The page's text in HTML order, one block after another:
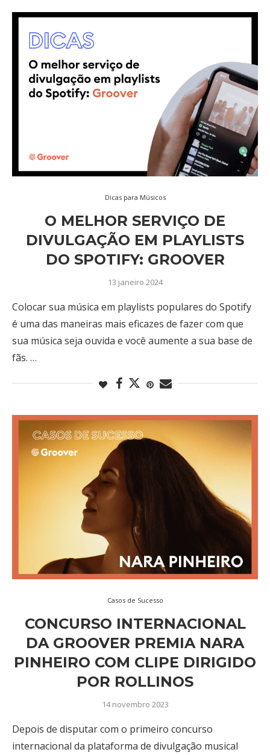
Dicas para Músicos
O MELHOR SERVIÇO DE
DIVULGAÇÃO EM PLAYLISTS
DO SPOTIFY: GROOVER
13 janeiro 2024
Colocar sua música em playlists populares do Spotify
é uma das maneiras mais eficazes de fazer com que
sua música seja ouvida e você aumente a sua base de
fãs. …
Casos de Sucesso
CONCURSO INTERNACIONAL
DA GROOVER PREMIA NARA
PINHEIRO COM CLIPE DIRIGIDO
POR ROLLINOS
14 novembro 2023
Depois de disputar com o primeiro concurso
internacional da plataforma de divulgação musical